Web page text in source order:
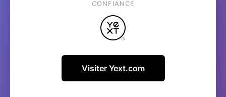
CONFIANCE
Visiter Yext.com